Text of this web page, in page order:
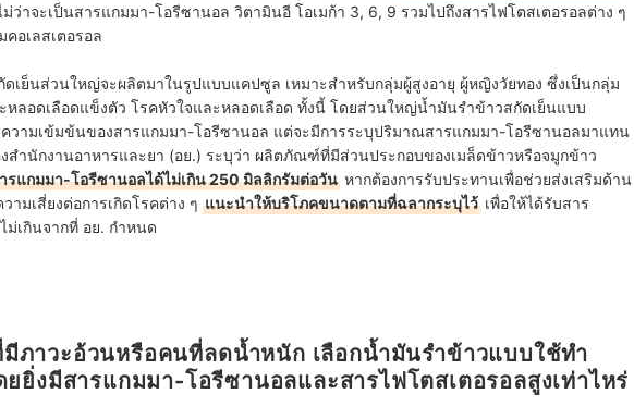
ม่ว่าจะเป็นสารแกมมา-โอรีซานอล วิตามินอี โอเมก้า 3, 6, 9 รวมไปถึงสารไฟโตสเตอรอลต่าง ๆ
อเลสเตอรอล
เย็นส่วนใหญ่จะผลิตมาในรูปแบบแคปซูล เหมาะสำหรับกลุ่มผู้สูงอายุ ผู้หญิงวัยทอง ซึ่งเป็นกลุ่ม
ะหลอดเลือดแข็งตัว โรคหัวใจและหลอดเลือด ทั้งนี้ โดยส่วนใหญ่น้ำมันรำข้าวสกัดเย็นแบบ
วามเข้มข้นของสารแกมมา-โอรีซานอล แต่จะมีการระบุปริมาณสารแกมมา-โอรีซานอลมาแทน
สำนักงานอาหารและยา (อย.) ระบุว่า ผลิตภัณฑ์ที่มีส่วนประกอบของเมล็ดข้าวหรือจมูกข้าว
แกมมา-โอรีซานอลได้ไม่เกิน 250 มิลลิกรัมต่อวัน หากต้องการรับประทานเพื่อช่วยส่งเสริมด้าน
ามเสี่ยงต่อการเกิดโรคต่าง ๆ แนะนำให้บริโภคขนาดตามที่ฉลากระบุไว้ เพื่อให้ได้รับสาร
เกินจากที่ อย. กำหนด
ภาวะอ้วนหรือคนที่ลดน้ำหนัก เลือกน้ำมันรำข้าวแบบใช้ทำ
ยยิ่งมีสารแกมมา-โอรีซานอลและสารไฟโตสเตอรอลสูงเท่าไหร่